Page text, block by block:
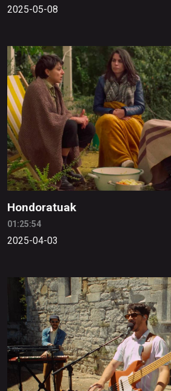
2025-05-08
Hondoratuak
01:25:54
2025-04-03